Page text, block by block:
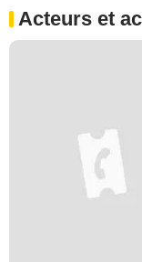
Acteurs et